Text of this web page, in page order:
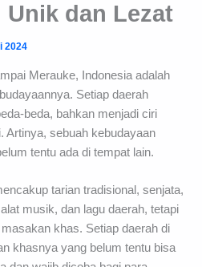
Unik dan Lezat
2024
Merauke, Indonesia adalah
Setiap daerah
beda, bahkan menjadi ciri
Artinya, sebuah kebudayaan
tentu ada di tempat lain.
tarian tradisional, senjata,
musik, dan lagu daerah, tetapi
khas. Setiap daerah di
khasnya yang belum tentu bisa